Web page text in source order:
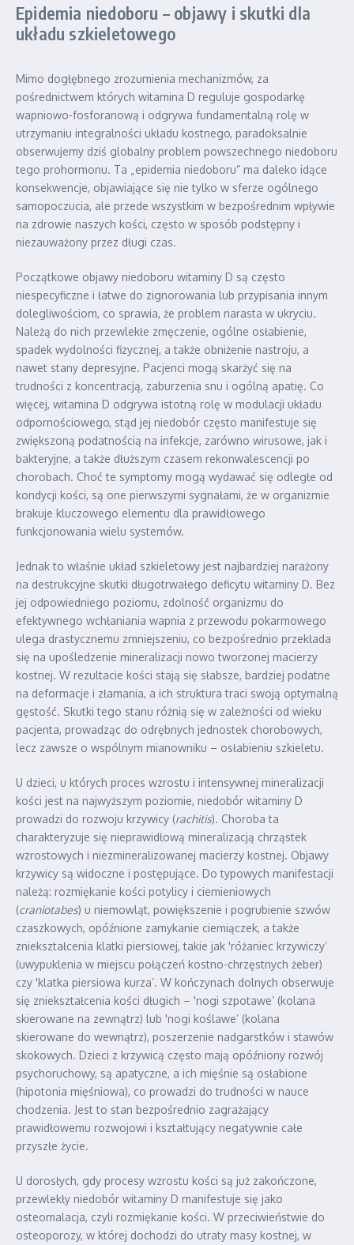
Epidemia niedoboru – objawy i skutki dla
układu szkieletowego
Mimo dogłębnego zrozumienia mechanizmów, za
pośrednictwem których witamina D reguluje gospodarkę
wapniowo-fosforanową i odgrywa fundamentalną rolę w
utrzymaniu integralności układu kostnego, paradoksalnie
obserwujemy dziś globalny problem powszechnego niedoboru
tego prohormonu. Ta „epidemia niedoboru” ma daleko idące
konsekwencje, objawiające się nie tylko w sferze ogólnego
samopoczucia, ale przede wszystkim w bezpośrednim wpływie
na zdrowie naszych kości, często w sposób podstępny i
niezauważony przez długi czas.
Początkowe objawy niedoboru witaminy D są często
niespecyficzne i łatwe do zignorowania lub przypisania innym
dolegliwościom, co sprawia, że problem narasta w ukryciu.
Należą do nich przewlekłe zmęczenie, ogólne osłabienie,
spadek wydolności fizycznej, a także obniżenie nastroju, a
nawet stany depresyjne. Pacjenci mogą skarżyć się na
trudności z koncentracją, zaburzenia snu i ogólną apatię. Co
więcej, witamina D odgrywa istotną rolę w modulacji układu
odpornościowego, stąd jej niedobór często manifestuje się
zwiększoną podatnością na infekcje, zarówno wirusowe, jak i
bakteryjne, a także dłuższym czasem rekonwalescencji po
chorobach. Choć te symptomy mogą wydawać się odległe od
kondycji kości, są one pierwszymi sygnałami, że w organizmie
brakuje kluczowego elementu dla prawidłowego
funkcjonowania wielu systemów.
Jednak to właśnie układ szkieletowy jest najbardziej narażony
na destrukcyjne skutki długotrwałego deficytu witaminy D. Bez
jej odpowiedniego poziomu, zdolność organizmu do
efektywnego wchłaniania wapnia z przewodu pokarmowego
ulega drastycznemu zmniejszeniu, co bezpośrednio przekłada
się na upośledzenie mineralizacji nowo tworzonej macierzy
kostnej. W rezultacie kości stają się słabsze, bardziej podatne
na deformacje i złamania, a ich struktura traci swoją optymalną
gęstość. Skutki tego stanu różnią się w zależności od wieku
pacjenta, prowadząc do odrębnych jednostek chorobowych,
lecz zawsze o wspólnym mianowniku – osłabieniu szkieletu.
U dzieci, u których proces wzrostu i intensywnej mineralizacji
kości jest na najwyższym poziomie, niedobór witaminy D
prowadzi do rozwoju krzywicy (rachitis). Choroba ta
charakteryzuje się nieprawidłową mineralizacją chrząstek
wzrostowych i niezmineralizowanej macierzy kostnej. Objawy
krzywicy są widoczne i postępujące. Do typowych manifestacji
należą: rozmiękanie kości potylicy i ciemieniowych
(craniotabes) u niemowląt, powiększenie i pogrubienie szwów
czaszkowych, opóźnione zamykanie ciemiączek, a także
zniekształcenia klatki piersiowej, takie jak 'różaniec krzywiczy’
(uwypuklenia w miejscu połączeń kostno-chrzęstnych żeber)
czy 'klatka piersiowa kurza’. W kończynach dolnych obserwuje
się zniekształcenia kości długich – 'nogi szpotawe’ (kolana
skierowane na zewnątrz) lub 'nogi koślawe’ (kolana
skierowane do wewnątrz), poszerzenie nadgarstków i stawów
skokowych. Dzieci z krzywicą często mają opóźniony rozwój
psychoruchowy, są apatyczne, a ich mięśnie są osłabione
(hipotonia mięśniowa), co prowadzi do trudności w nauce
chodzenia. Jest to stan bezpośrednio zagrażający
prawidłowemu rozwojowi i kształtujący negatywnie całe
przyszłe życie.
U dorosłych, gdy procesy wzrostu kości są już zakończone,
przewlekły niedobór witaminy D manifestuje się jako
osteomalacja, czyli rozmiękanie kości. W przeciwieństwie do
osteoporozy, w której dochodzi do utraty masy kostnej, w